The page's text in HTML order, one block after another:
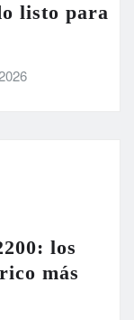
listo para
los
más